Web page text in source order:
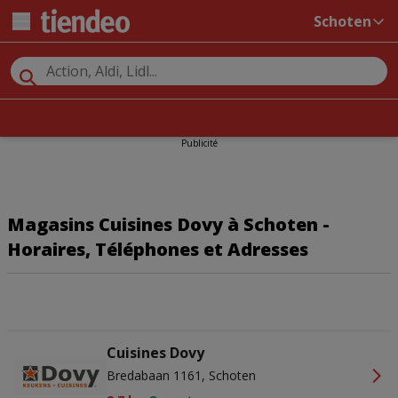
Schoten
Publicité
Magasins Cuisines Dovy à Schoten -
Horaires, Téléphones et Adresses
Cuisines Dovy
Bredabaan 1161, Schoten